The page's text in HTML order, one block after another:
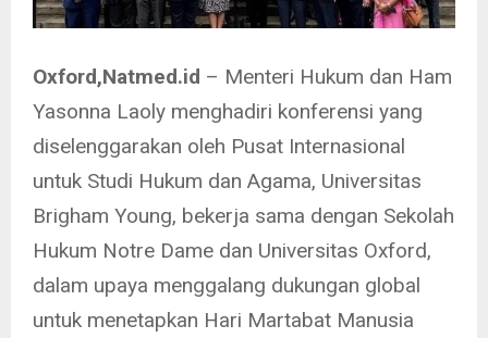
Oxford,Natmed.id – Menteri Hukum dan Ham
Yasonna Laoly menghadiri konferensi yang
diselenggarakan oleh Pusat Internasional
untuk Studi Hukum dan Agama, Universitas
Brigham Young, bekerja sama dengan Sekolah
Hukum Notre Dame dan Universitas Oxford,
dalam upaya menggalang dukungan global
untuk menetapkan Hari Martabat Manusia